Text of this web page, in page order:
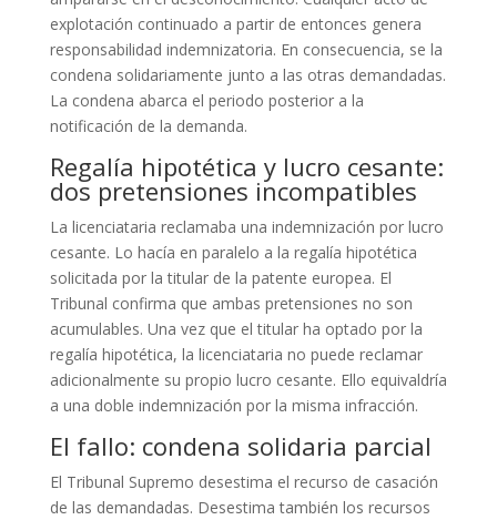
explotación continuado a partir de entonces genera
responsabilidad indemnizatoria. En consecuencia, se la
condena solidariamente junto a las otras demandadas.
La condena abarca el periodo posterior a la
notificación de la demanda.
Regalía hipotética y lucro cesante:
dos pretensiones incompatibles
La licenciataria reclamaba una indemnización por lucro
cesante. Lo hacía en paralelo a la regalía hipotética
solicitada por la titular de la patente europea. El
Tribunal confirma que ambas pretensiones no son
acumulables. Una vez que el titular ha optado por la
regalía hipotética, la licenciataria no puede reclamar
adicionalmente su propio lucro cesante. Ello equivaldría
a una doble indemnización por la misma infracción.
El fallo: condena solidaria parcial
El Tribunal Supremo desestima el recurso de casación
de las demandadas. Desestima también los recursos